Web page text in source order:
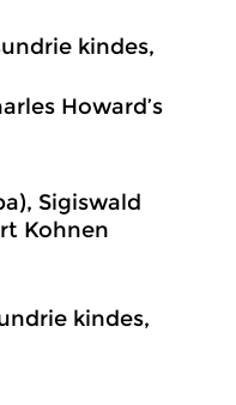
kindes,
Howard’s
Sigiswald
Kohnen
kindes,